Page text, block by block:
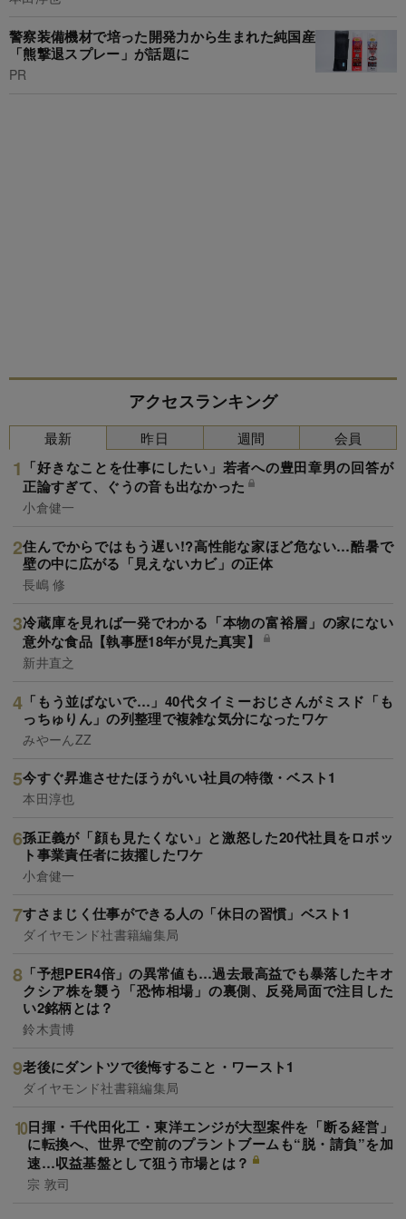
警察装備機材で培った開発力から生まれた純国産
「熊撃退スプレー」が話題に
PR
アクセスランキング
最新
「好きなことを仕事にしたい」若者への豊田章男の回答が
正論すぎて、ぐうの音も出なかった
小倉健一
住んでからではもう遅い!?高性能な家ほど危ない…酷暑で
壁の中に広がる「見えないカビ」の正体
長嶋 修
冷蔵庫を見れば一発でわかる「本物の富裕層」の家にない
意外な食品【執事歴18年が見た真実】
新井直之
「もう並ばないで…」40代タイミーおじさんがミスド「も
っちゅりん」の列整理で複雑な気分になったワケ
みやーんZZ
今すぐ昇進させたほうがいい社員の特徴・ベスト1
本田淳也
孫正義が「顔も見たくない」と激怒した20代社員をロボッ
ト事業責任者に抜擢したワケ
小倉健一
すさまじく仕事ができる人の「休日の習慣」ベスト1
ダイヤモンド社書籍編集局
「予想PER4倍」の異常値も…過去最高益でも暴落したキオ
クシア株を襲う「恐怖相場」の裏側、反発局面で注目した
い2銘柄とは？
鈴木貴博
老後にダントツで後悔すること・ワースト1
ダイヤモンド社書籍編集局
日揮・千代田化工・東洋エンジが大型案件を「断る経営」
に転換へ、世界で空前のプラントブームも“脱・請負”を加
速…収益基盤として狙う市場とは？
宗 敦司
昨日 週間 会員